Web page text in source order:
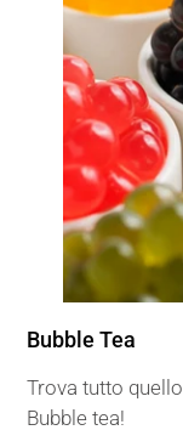
Bubble Tea
Trova tutto
Bubble tea!